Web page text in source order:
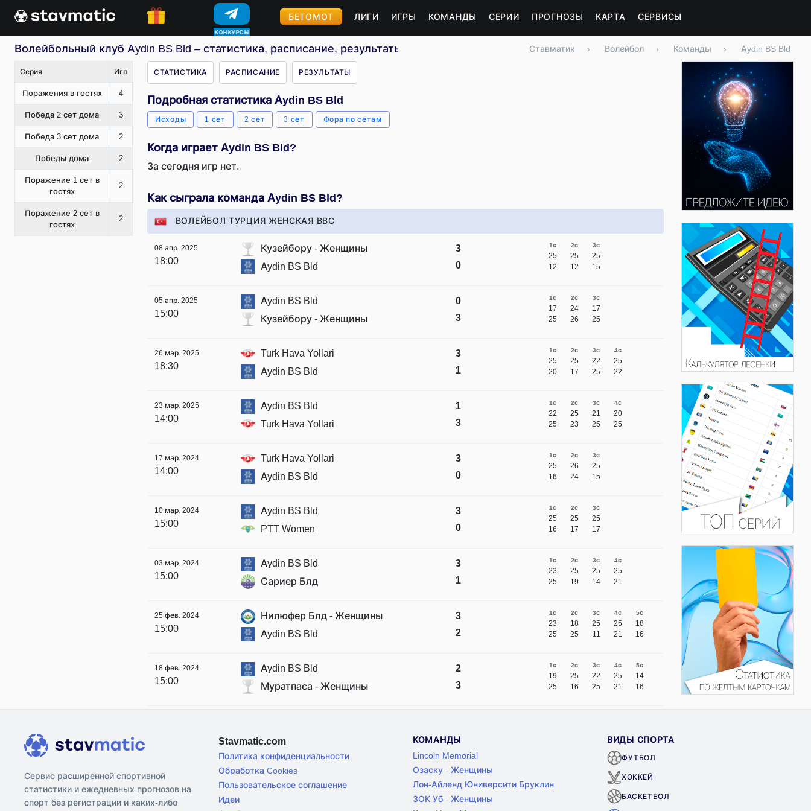
КОНКУРСЫ
БЕТОМОТ ЛИГИ ИГРЫ КОМАНДЫ СЕРИИ ПРОГНОЗЫ КАРТА СЕРВИСЫ
Волейбольный клуб Aydin BS Bld – статистика, расписание, результаты Ставматик › Волейбол › Команды › Aydin BS Bld
Серия Игр
Поражения в гостях 4
Победа 2 сет дома 3
Победа 3 сет дома 2
Победы дома 2
Поражение 1 сет в
гостях
2
Поражение 2 сет в
гостях
2
СТАТИСТИКА РАСПИСАНИЕ РЕЗУЛЬТАТЫ
Подробная статистика Aydin BS Bld
Исходы 1 сет 2 сет 3 сет Фора по сетам
Когда играет Aydin BS Bld?
За сегодня игр нет.
Как сыграла команда Aydin BS Bld?
ВОЛЕЙБОЛ ТУРЦИЯ ЖЕНСКАЯ ВВС
08 апр. 2025
18:00
Кузейбору - Женщины
Aydin BS Bld
3
0
1с
25
12
2с
25
12
3с
25
15
05 апр. 2025
15:00
Aydin BS Bld
Кузейбору - Женщины
0
3
1с
17
25
2с
24
26
3с
17
25
26 мар. 2025
18:30
Turk Hava Yollari
Aydin BS Bld
3
1
1с
25
20
2с
25
17
3с
22
25
4с
25
22
23 мар. 2025
14:00
Aydin BS Bld
Turk Hava Yollari
1
3
1с
22
25
2с
25
23
3с
21
25
4с
20
25
17 мар. 2024
14:00
Turk Hava Yollari
Aydin BS Bld
3
0
1с
25
16
2с
26
24
3с
25
15
10 мар. 2024
15:00
Aydin BS Bld
PTT Women
3
0
1с
25
16
2с
25
17
3с
25
17
03 мар. 2024
15:00
Aydin BS Bld
Сариер Блд
3
1
1с
23
25
2с
25
19
3с
25
14
4с
25
21
25 фев. 2024
15:00
Нилюфер Блд - Женщины
Aydin BS Bld
3
2
1с
23
25
2с
18
25
3с
25
11
4с
25
21
5с
18
16
18 фев. 2024
15:00
Aydin BS Bld
Муратпаса - Женщины
2
3
1с
19
25
2с
25
16
3с
22
25
4с
25
21
5с
14
16
Сервис расширенной спортивной
статистики и ежедневных прогнозов на
спорт без регистрации и каких-либо
Stavmatic.com
Политика конфиденциальности
Обработка Cookies
Пользовательское соглашение
Идеи
КОМАНДЫ
Lincoln Memorial
Озаску - Женщины
Лон-Айленд Юниверсити Бруклин
ЗОК Уб - Женщины
ВИДЫ СПОРТА
ФУТБОЛ
ХОККЕЙ
БАСКЕТБОЛ